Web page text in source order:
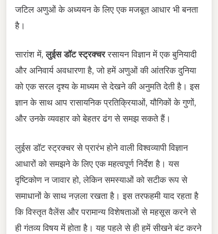
जटिल अणुओं के अध्ययन के लिए एक मजबूत आधार भी बनता
है।
सारांश में,लुईस डॉट स्ट्रक्चररसायन विज्ञान में एक बुनियादी
और अनिवार्य अवधारणा है, जो हमें अणुओं की आंतरिक दुनिया
को एक सरल दृश्य के माध्यम से देखने की अनुमति देती है। इस
ज्ञान के साथ आप रासायनिक प्रतिक्रियाओं, यौगिकों के गुणों,
और उनके व्यवहार को बेहतर ढंग से समझ सकते हैं।
लुईस डॉट स्ट्रक्चर से प्रारंभ होने वाली विश्वव्यापी विज्ञान
आधारों को समझने के लिए एक महत्वपूर्ण निर्देश है। यस
दृष्टिकोण न जावार हो, लेकिन समस्याओं को सटीक रूप से
समाधानों के साथ नज़ला रखता है। इस तरफहमी याद रहता है
कि विस्तृत वैलेंस और परामान्य विशेषताओं से महसूस करने से
ही गंतव्य विषय में होता है। यह पहले से ही हमें सीखने बंट करने